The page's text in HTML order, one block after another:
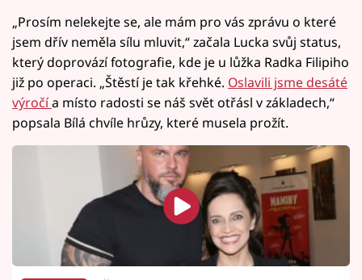
„Prosím nelekejte se, ale mám pro vás zprávu o které
jsem dřív neměla sílu mluvit,“ začala Lucka svůj status,
který doprovází fotografie, kde je u lůžka Radka Filipiho
již po operaci. „Štěstí je tak křehké. Oslavili jsme desáté
výročía místo radosti se náš svět otřásl v základech,“
popsala Bílá chvíle hrůzy, které musela prožít.